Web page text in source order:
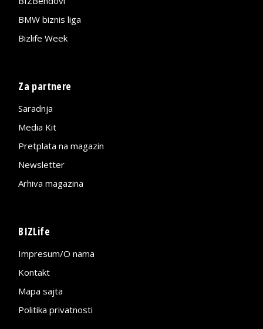
BMW biznis liga
Bizlife Week
Za partnere
Saradnja
Media Kit
Pretplata na magazin
Newsletter
Arhiva magazina
BIZLife
Impresum/O nama
Kontakt
Mapa sajta
Politika privatnosti